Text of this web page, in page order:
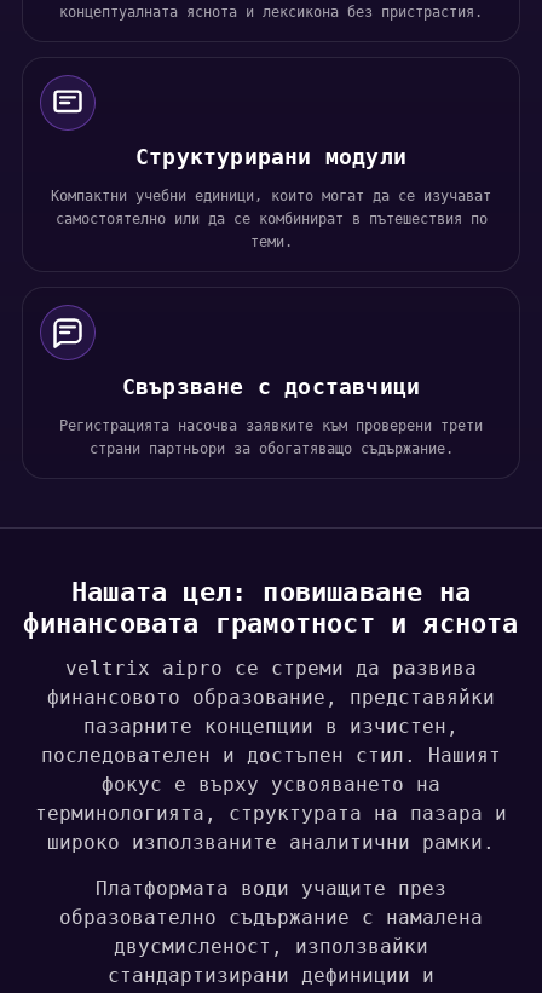
концептуалната яснота и лексикона без пристрастия.
Структурирани модули
Компактни учебни единици, които могат да се изучават
самостоятелно или да се комбинират в пътешествия по
теми.
Свързване с доставчици
Регистрацията насочва заявките към проверени трети
страни партньори за обогатяващо съдържание.
Нашата цел: повишаване на
финансовата грамотност и яснота
veltrix aipro се стреми да развива
финансовото образование, представяйки
пазарните концепции в изчистен,
последователен и достъпен стил. Нашият
фокус е върху усвояването на
терминологията, структурата на пазара и
широко използваните аналитични рамки.
Платформата води учащите през
образователно съдържание с намалена
двусмисленост, използвайки
стандартизирани дефиниции и